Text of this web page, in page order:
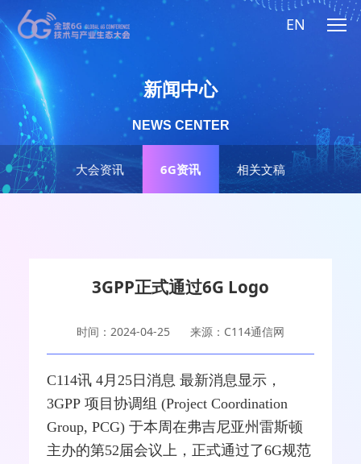
EN
大会资讯 6G资讯 相关文稿
新闻中心
NEWS CENTER
3GPP正式通过6G Logo
时间：2024-04-25 来源：C114通信网
C114讯 4月25日消息 最新消息显示，
3GPP 项目协调组 (Project Coordination
Group, PCG) 于本周在弗吉尼亚州雷斯顿
主办的第52届会议上，正式通过了6G规范